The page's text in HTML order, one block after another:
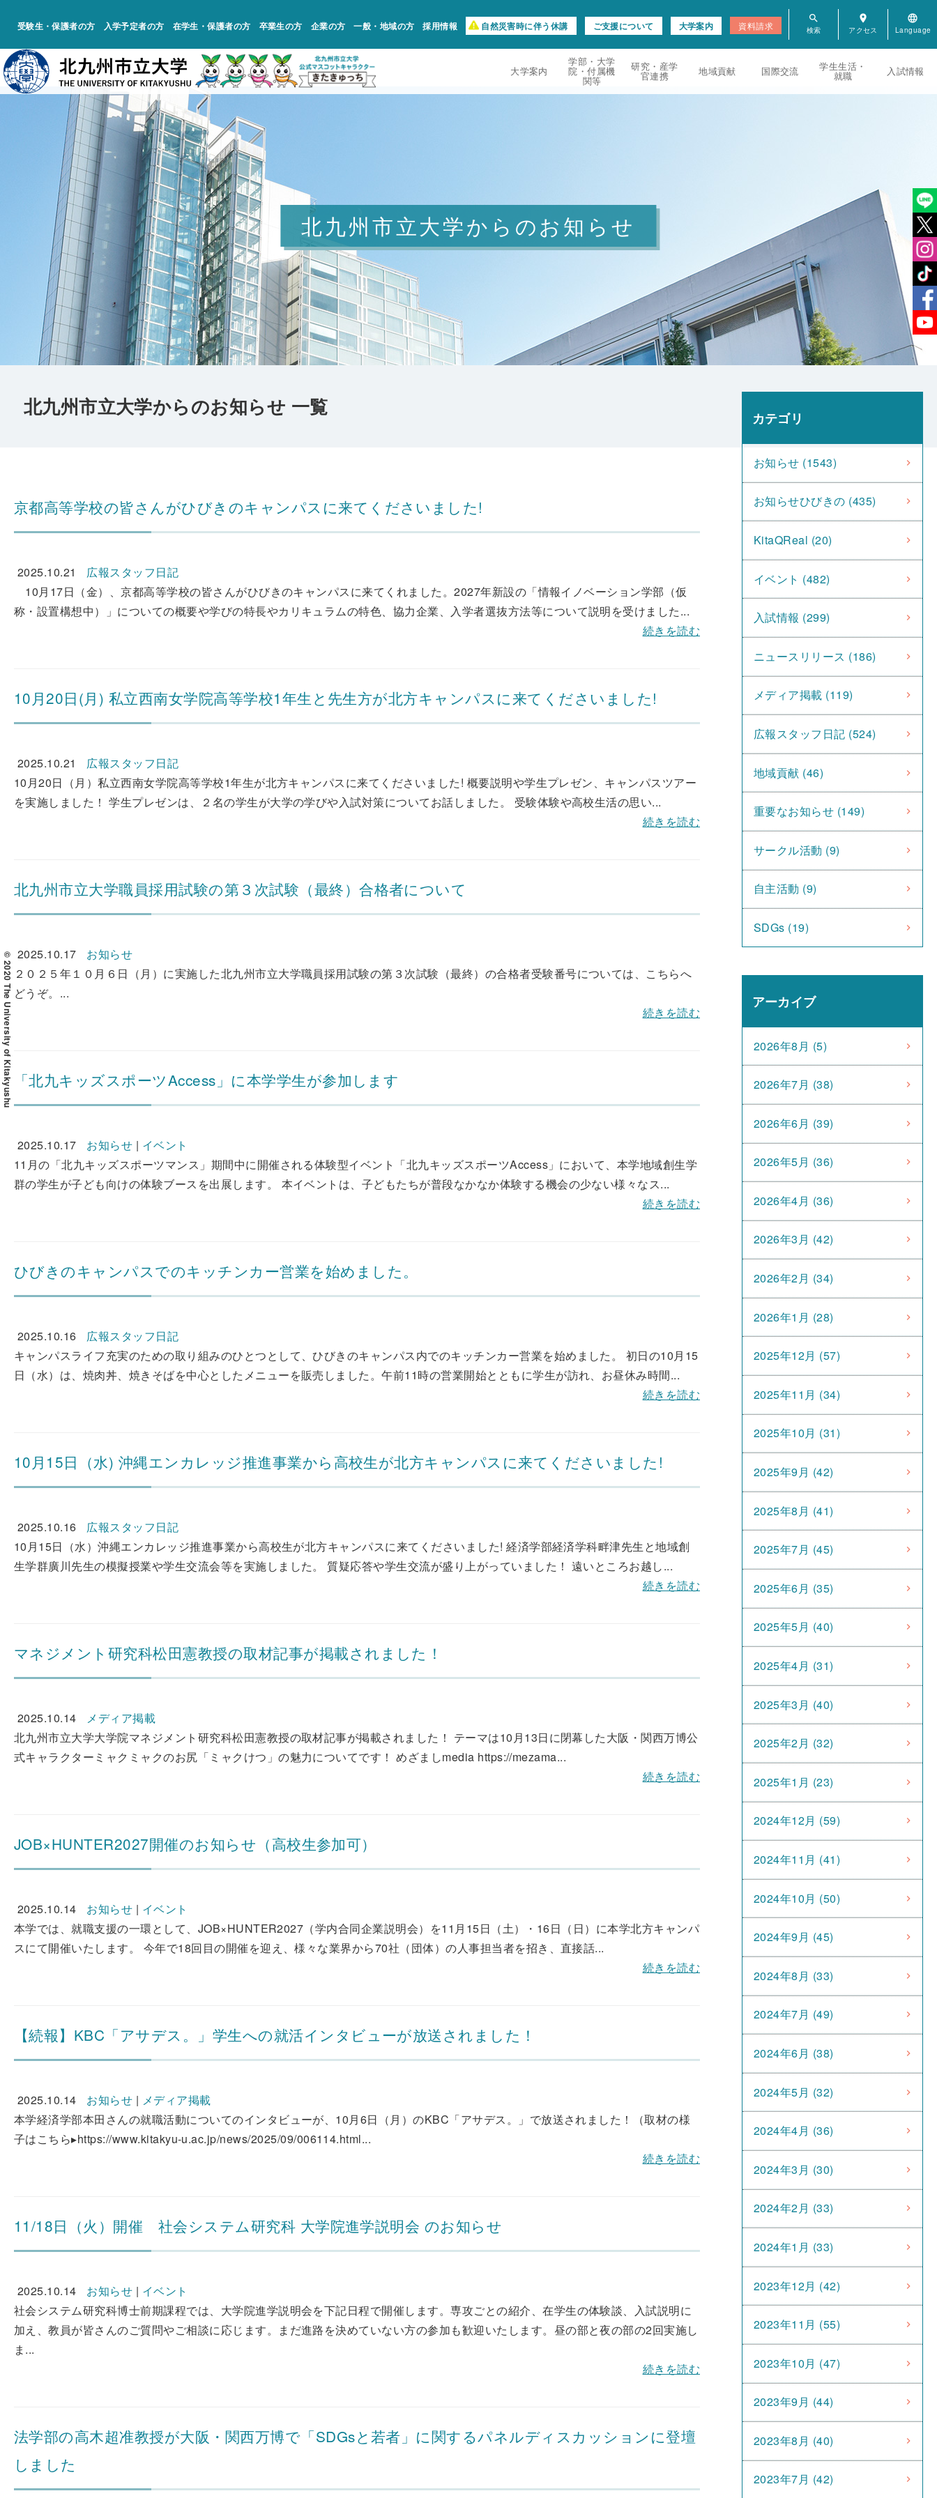
受験生・保護者の方 入学予定者の方 在学生・保護者の方 卒業生の方 企業の方 一般・地域の方 採用情報 自然災害時に伴う休講 ご支援について 大学案内 資料請求
search room language
大学案内
学部・大学
院・付属機
関等
研究・産学
官連携 地域貢献 国際交流 学生生活・
就職 入試情報
© 2020 The University of Kitakyushu
北九州市立大学からのお知らせ
北九州市立大学からのお知らせ 一覧
京都高等学校の皆さんがひびきのキャンパスに来てくださいました!
2025.10.21
広報スタッフ日記
10月17日（金）、京都高等学校の皆さんがひびきのキャンパスに来てくれました。2027年新設の「情報イノベーション学部（仮
称・設置構想中）」についての概要や学びの特長やカリキュラムの特色、協力企業、入学者選抜方法等について説明を受けました...
続きを読む
10月20日(月) 私立西南女学院高等学校1年生と先生方が北方キャンパスに来てくださいました!
2025.10.21
広報スタッフ日記
10月20日（月）私立西南女学院高等学校1年生が北方キャンパスに来てくださいました! 概要説明や学生プレゼン、キャンパスツアー
を実施しました！ 学生プレゼンは、２名の学生が大学の学びや入試対策についてお話しました。 受験体験や高校生活の思い...
続きを読む
北九州市立大学職員採用試験の第３次試験（最終）合格者について
2025.10.17
お知らせ
２０２５年１０月６日（月）に実施した北九州市立大学職員採用試験の第３次試験（最終）の合格者受験番号については、こちらへ
どうぞ。...
続きを読む
「北九キッズスポーツAccess」に本学学生が参加します
2025.10.17 お知らせ | イベント
11月の「北九キッズスポーツマンス」期間中に開催される体験型イベント「北九キッズスポーツAccess」において、本学地域創生学
群の学生が子ども向けの体験ブースを出展します。 本イベントは、子どもたちが普段なかなか体験する機会の少ない様々なス...
続きを読む
ひびきのキャンパスでのキッチンカー営業を始めました。
2025.10.16
広報スタッフ日記
キャンパスライフ充実のための取り組みのひとつとして、ひびきのキャンパス内でのキッチンカー営業を始めました。 初日の10月15
日（水）は、焼肉丼、焼きそばを中心としたメニューを販売しました。午前11時の営業開始とともに学生が訪れ、お昼休み時間...
続きを読む
10月15日（水) 沖縄エンカレッジ推進事業から高校生が北方キャンパスに来てくださいました!
2025.10.16
広報スタッフ日記
10月15日（水）沖縄エンカレッジ推進事業から高校生が北方キャンパスに来てくださいました! 経済学部経済学科畔津先生と地域創
生学群廣川先生の模擬授業や学生交流会等を実施しました。 質疑応答や学生交流が盛り上がっていました！ 遠いところお越し...
続きを読む
マネジメント研究科松田憲教授の取材記事が掲載されました！
2025.10.14
メディア掲載
北九州市立大学大学院マネジメント研究科松田憲教授の取材記事が掲載されました！ テーマは10月13日に閉幕した大阪・関西万博公
式キャラクターミャクミャクのお尻「ミャクけつ」の魅力についてです！ めざましmedia https://mezama...
続きを読む
JOB×HUNTER2027開催のお知らせ（高校生参加可）
2025.10.14 お知らせ | イベント
本学では、就職支援の一環として、JOB×HUNTER2027（学内合同企業説明会）を11月15日（土）・16日（日）に本学北方キャンパ
スにて開催いたします。 今年で18回目の開催を迎え、様々な業界から70社（団体）の人事担当者を招き、直接話...
続きを読む
【続報】KBC「アサデス。」学生への就活インタビューが放送されました！
2025.10.14 お知らせ | メディア掲載
本学経済学部本田さんの就職活動についてのインタビューが、10月6日（月）のKBC「アサデス。」で放送されました！（取材の様
子はこちら▸https://www.kitakyu-u.ac.jp/news/2025/09/006114.html...
続きを読む
11/18日（火）開催 社会システム研究科 大学院進学説明会 のお知らせ
2025.10.14 お知らせ | イベント
社会システム研究科博士前期課程では、大学院進学説明会を下記日程で開催します。専攻ごとの紹介、在学生の体験談、入試説明に
加え、教員が皆さんのご質問やご相談に応じます。まだ進路を決めていない方の参加も歓迎いたします。昼の部と夜の部の2回実施し
ま...
続きを読む
法学部の高木超准教授が大阪・関西万博で「SDGsと若者」に関するパネルディスカッションに登壇
しました
カテゴリ
お知らせ (1543)
お知らせひびきの (435)
KitaQReal (20)
イベント (482)
入試情報 (299)
ニュースリリース (186)
メディア掲載 (119)
広報スタッフ日記 (524)
地域貢献 (46)
重要なお知らせ (149)
サークル活動 (9)
自主活動 (9)
SDGs (19)
アーカイブ
2026年8月 (5)
2026年7月 (38)
2026年6月 (39)
2026年5月 (36)
2026年4月 (36)
2026年3月 (42)
2026年2月 (34)
2026年1月 (28)
2025年12月 (57)
2025年11月 (34)
2025年10月 (31)
2025年9月 (42)
2025年8月 (41)
2025年7月 (45)
2025年6月 (35)
2025年5月 (40)
2025年4月 (31)
2025年3月 (40)
2025年2月 (32)
2025年1月 (23)
2024年12月 (59)
2024年11月 (41)
2024年10月 (50)
2024年9月 (45)
2024年8月 (33)
2024年7月 (49)
2024年6月 (38)
2024年5月 (32)
2024年4月 (36)
2024年3月 (30)
2024年2月 (33)
2024年1月 (33)
2023年12月 (42)
2023年11月 (55)
2023年10月 (47)
2023年9月 (44)
2023年8月 (40)
2023年7月 (42)